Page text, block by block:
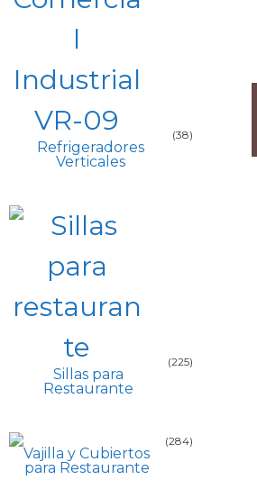
Refrigeradores
Verticales
(38)
Sillas para
Restaurante
(225)
Vajilla y Cubiertos
para Restaurante
(284)